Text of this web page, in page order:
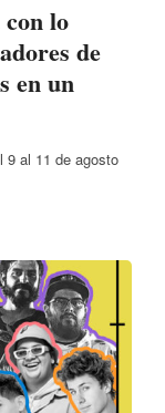
lo
de
en un
9 al 11 de agosto